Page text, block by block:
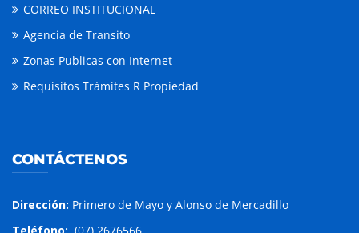
CORREO INSTITUCIONAL
Agencia de Transito
Zonas Publicas con Internet
Requisitos Trámites R Propiedad
CONTÁCTENOS
Dirección: Primero de Mayo y Alonso de Mercadillo